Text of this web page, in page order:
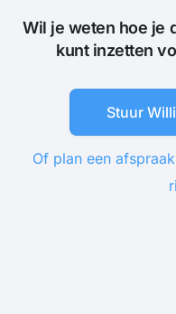
Wil je weten hoe je
kunt inzetten
Stuur
Of plan een